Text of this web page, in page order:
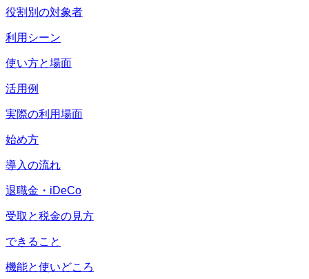
役割別の対象者
利用シーン
使い方と場面
活用例
実際の利用場面
始め方
導入の流れ
退職金・iDeCo
受取と税金の見方
できること
機能と使いどころ